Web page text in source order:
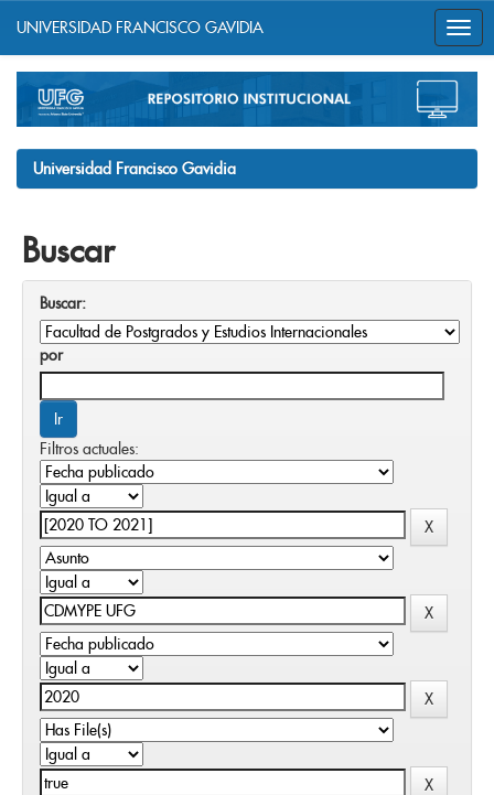
navigation
UNIVERSIDAD FRANCISCO GAVIDIA
Universidad Francisco Gavidia
Buscar
Buscar:
por
Filtros actuales: